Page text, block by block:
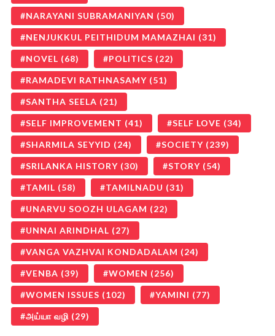
NARAYANI SUBRAMANIYAN (50)
NENJUKKUL PEITHIDUM MAMAZHAI (31)
NOVEL (68) POLITICS (22)
RAMADEVI RATHNASAMY (51)
SANTHA SEELA (21)
SELF IMPROVEMENT (41) SELF LOVE (34)
SHARMILA SEYYID (24) SOCIETY (239)
SRILANKA HISTORY (30) STORY (54)
TAMIL (58) TAMILNADU (31)
UNARVU SOOZH ULAGAM (22)
UNNAI ARINDHAL (27)
VANGA VAZHVAI KONDADALAM (24)
VENBA (39) WOMEN (256)
WOMEN ISSUES (102) YAMINI (77)
அய்யா வழி (29)